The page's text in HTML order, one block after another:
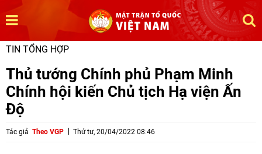
TIN TỔNG HỢP
Thủ tướng Chính phủ Phạm Minh
Chính hội kiến Chủ tịch Hạ viện Ấn
Độ
Tác giả Theo VGP Thứ tư, 20/04/2022 08:46